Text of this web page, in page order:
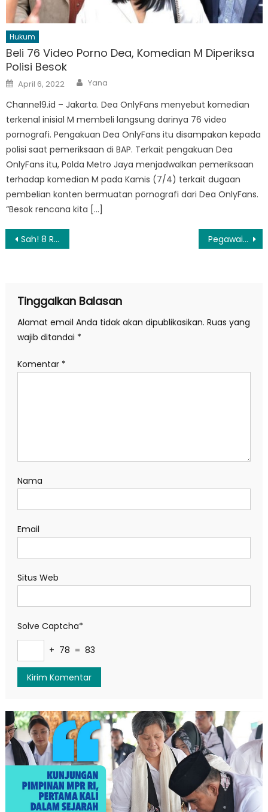
Hukum
Beli 76 Video Porno Dea, Komedian M Diperiksa
Polisi Besok
Posted
on
April 6, 2022 Author
Yana
Channel9.id – Jakarta. Dea OnlyFans menyebut komedian
terkenal inisial M membeli langsung darinya 76 video
pornografi. Pengakuan Dea OnlyFans itu disampakan kepada
polisi saat pemeriksaan di BAP. Terkait pengakuan Dea
OnlyFans itu, Polda Metro Jaya menjadwalkan pemeriksaan
terhadap komedian M pada Kamis (7/4) terkait dugaan
pembelian konten bermuatan pornografi dari Dea OnlyFans.
“Besok rencana kita […]
Navigasi
Sah! 8 RUU Provinsi dan Perppu Pemilu Jadi Undang-Undang, Begini Tanggapan Mendagri Pegawai IKN Belum Digaji Berbulan-bulan? Mahfud MD Beri Tanggapan Begini
Tinggalkan Balasan
Alamat email Anda tidak akan dipublikasikan. Ruas yang
wajib ditandai *
Komentar *
Nama
Email
Situs Web
Solve Captcha*
+ 78 = 83